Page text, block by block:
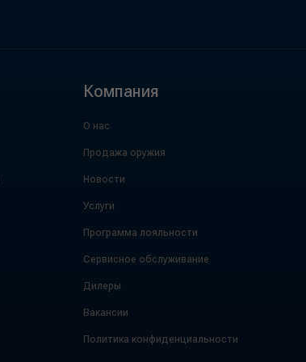
Компания
О нас
Продажа оружия
Новости
Услуги
Программа лояльности
Сервисное обслуживание
Дилеры
Вакансии
Политика конфиденциальности